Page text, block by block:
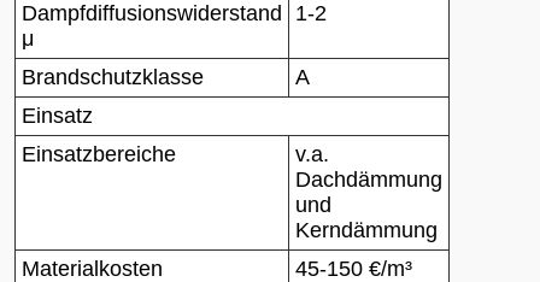
Dampfdiffusionswiderstand
μ
1-2
Brandschutzklasse
A
Einsatz
Einsatzbereiche
v.a.
Dachdämmung
und
Kerndämmung
Materialkosten
45-150 €/m³